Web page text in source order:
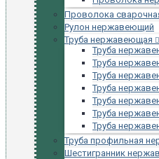
Проволока
Рулон нержавеющий
Труба нержавеющая
Труба
Труба
Труба
Труба
Труба
Труба
Труба
Труба профильная
Шестигранник